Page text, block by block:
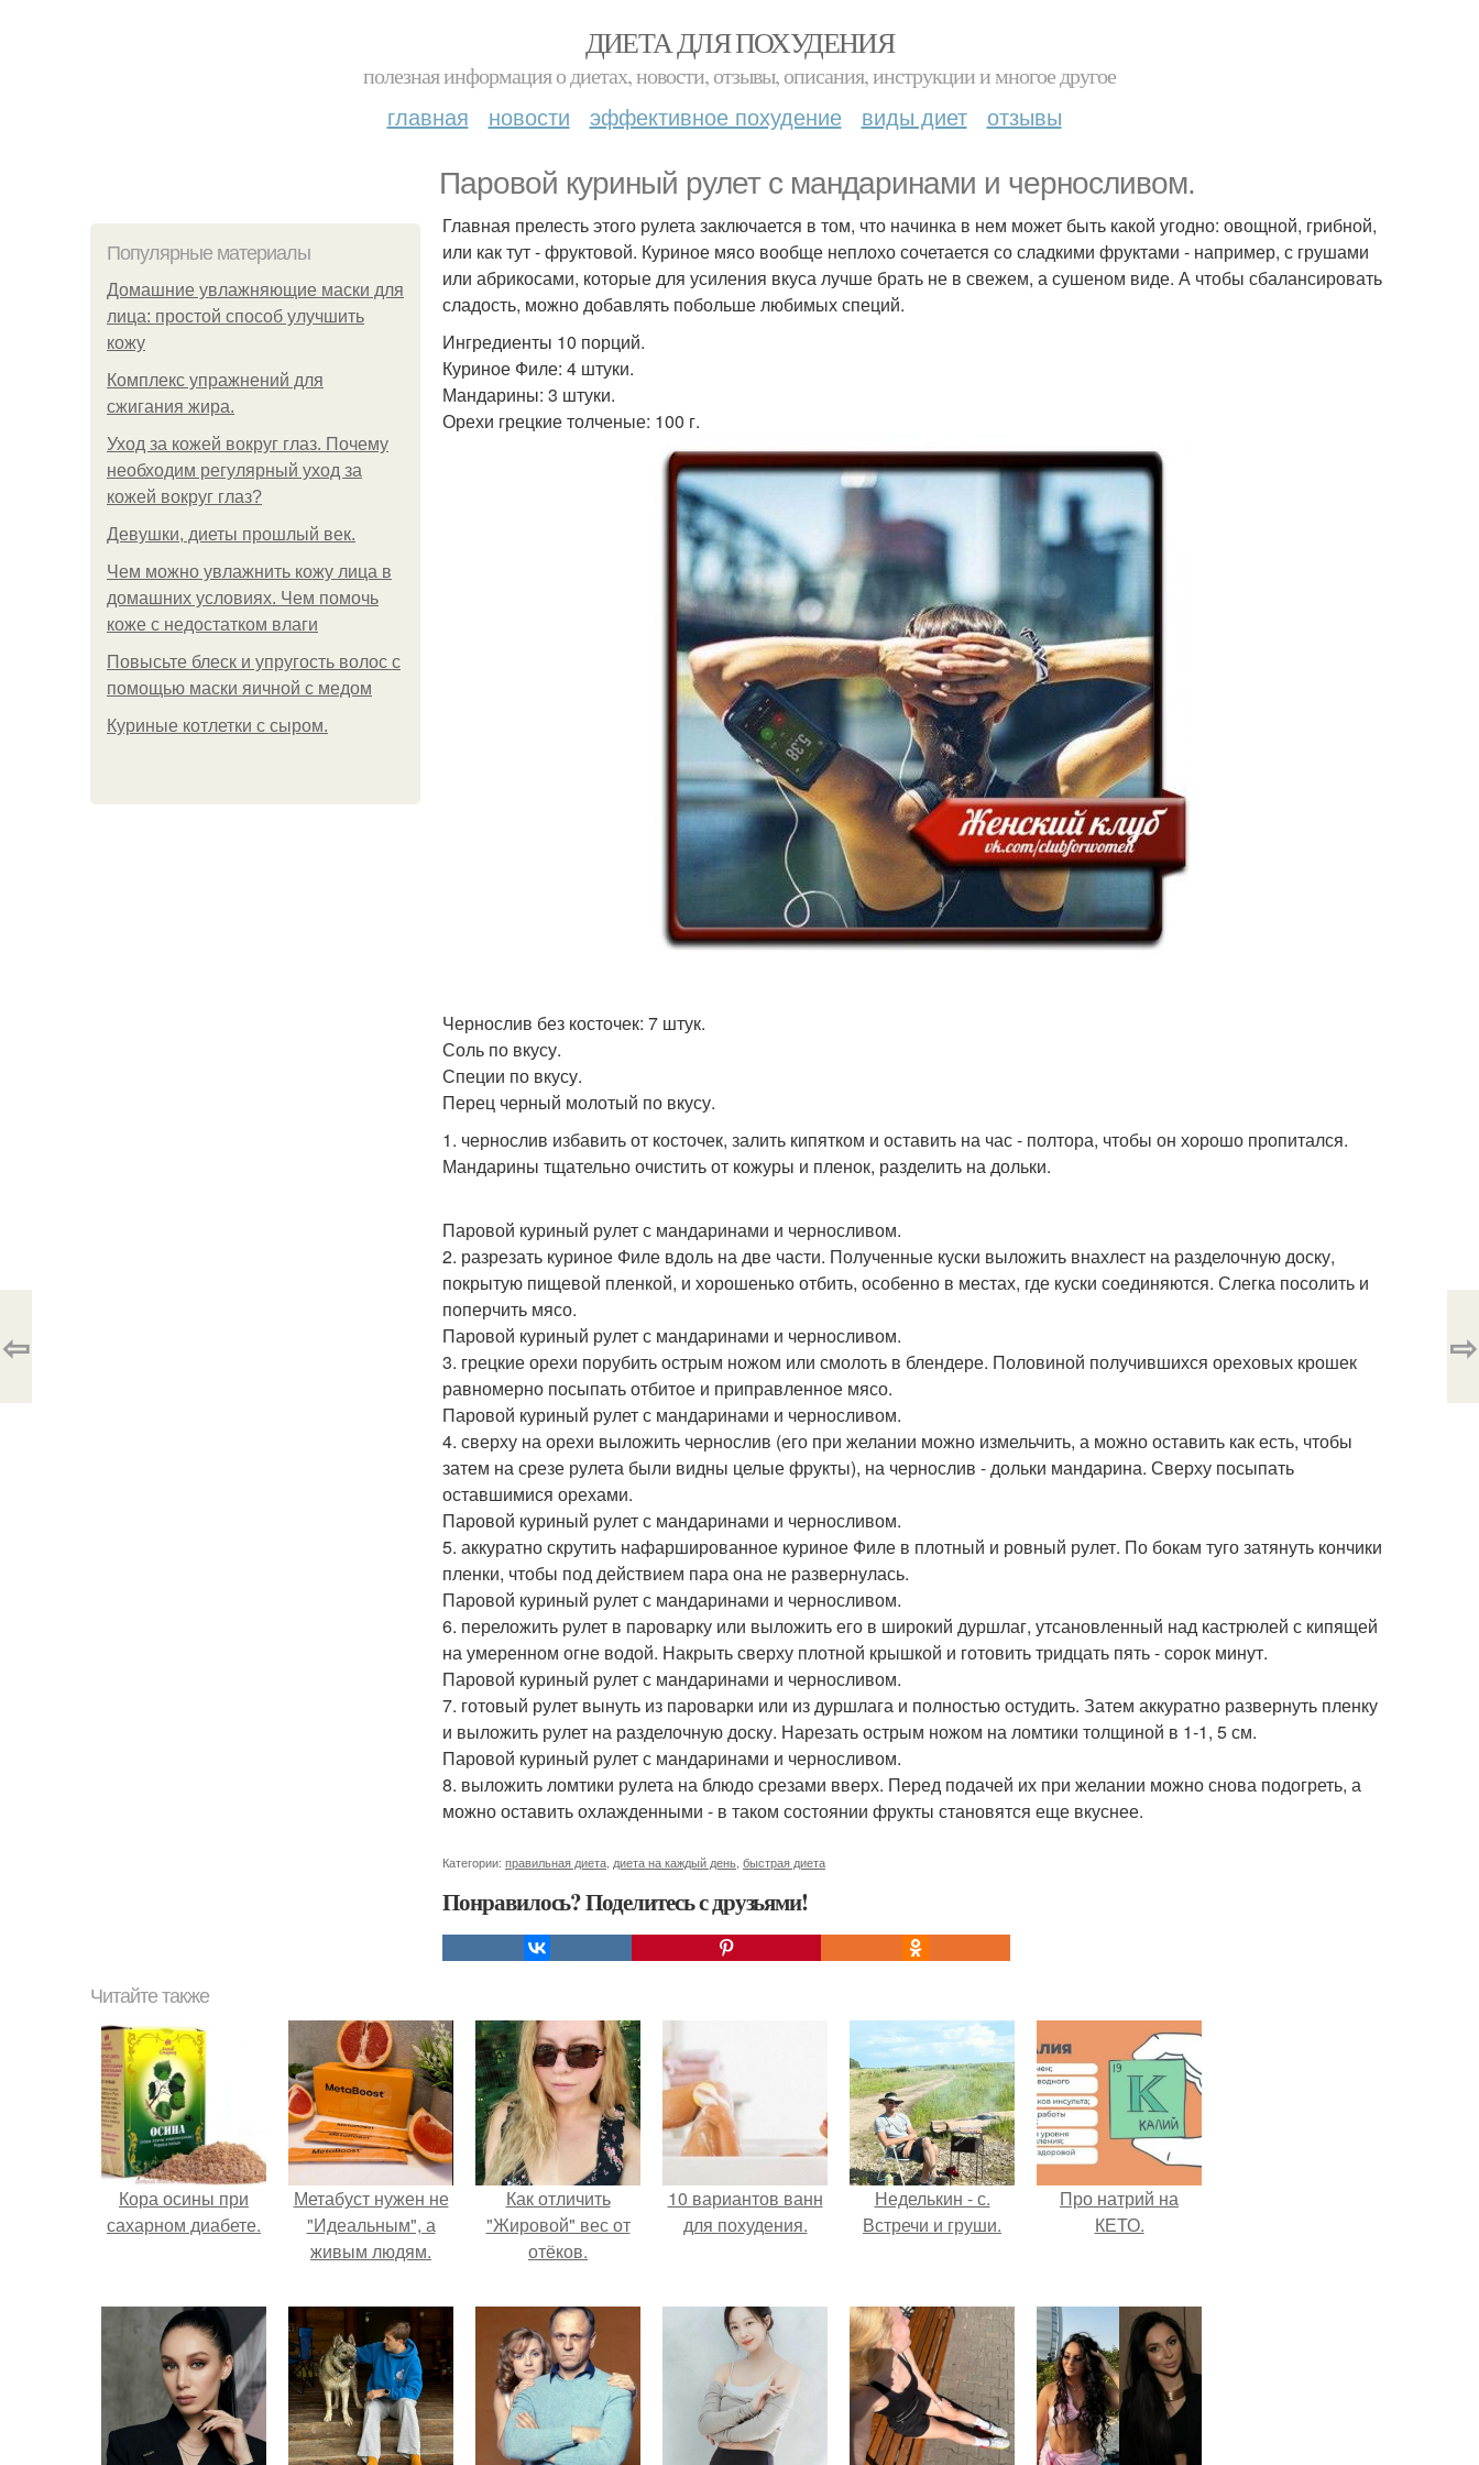
ДИЕТА ДЛЯ ПОХУДЕНИЯ
полезная информация о диетах, новости, отзывы, описания, инструкции и многое другое
главная новости эффективное похудение виды диет отзывы
Паровой куриный рулет с мандаринами и черносливом.
Популярные материалы
Домашние увлажняющие маски для
лица: простой способ улучшить
кожу
Комплекс упражнений для
сжигания жира.
Уход за кожей вокруг глаз. Почему
необходим регулярный уход за
кожей вокруг глаз?
Девушки, диеты прошлый век.
Чем можно увлажнить кожу лица в
домашних условиях. Чем помочь
коже с недостатком влаги
Повысьте блеск и упругость волос с
помощью маски яичной с медом
Куриные котлетки с сыром.
Главная прелесть этого рулета заключается в том, что начинка в нем может быть какой угодно: овощной, грибной,
или как тут - фруктовой. Куриное мясо вообще неплохо сочетается со сладкими фруктами - например, с грушами
или абрикосами, которые для усиления вкуса лучше брать не в свежем, а сушеном виде. А чтобы сбалансировать
сладость, можно добавлять побольше любимых специй.
Ингредиенты 10 порций.
Куриное Филе: 4 штуки.
Мандарины: 3 штуки.
Орехи грецкие толченые: 100 г.
Чернослив без косточек: 7 штук.
Соль по вкусу.
Специи по вкусу.
Перец черный молотый по вкусу.
1. чернослив избавить от косточек, залить кипятком и оставить на час - полтора, чтобы он хорошо пропитался.
Мандарины тщательно очистить от кожуры и пленок, разделить на дольки.
Паровой куриный рулет с мандаринами и черносливом.
2. разрезать куриное Филе вдоль на две части. Полученные куски выложить внахлест на разделочную доску,
покрытую пищевой пленкой, и хорошенько отбить, особенно в местах, где куски соединяются. Слегка посолить и
поперчить мясо.
Паровой куриный рулет с мандаринами и черносливом.
3. грецкие орехи порубить острым ножом или смолоть в блендере. Половиной получившихся ореховых крошек
равномерно посыпать отбитое и приправленное мясо.
Паровой куриный рулет с мандаринами и черносливом.
4. сверху на орехи выложить чернослив (его при желании можно измельчить, а можно оставить как есть, чтобы
затем на срезе рулета были видны целые фрукты), на чернослив - дольки мандарина. Сверху посыпать
оставшимися орехами.
Паровой куриный рулет с мандаринами и черносливом.
5. аккуратно скрутить нафаршированное куриное Филе в плотный и ровный рулет. По бокам туго затянуть кончики
пленки, чтобы под действием пара она не развернулась.
Паровой куриный рулет с мандаринами и черносливом.
6. переложить рулет в пароварку или выложить его в широкий дуршлаг, утсановленный над кастрюлей с кипящей
на умеренном огне водой. Накрыть сверху плотной крышкой и готовить тридцать пять - сорок минут.
Паровой куриный рулет с мандаринами и черносливом.
7. готовый рулет вынуть из пароварки или из дуршлага и полностью остудить. Затем аккуратно развернуть пленку
и выложить рулет на разделочную доску. Нарезать острым ножом на ломтики толщиной в 1-1, 5 см.
Паровой куриный рулет с мандаринами и черносливом.
8. выложить ломтики рулета на блюдо срезами вверх. Перед подачей их при желании можно снова подогреть, а
можно оставить охлажденными - в таком состоянии фрукты становятся еще вкуснее.
Категории: правильная диета диета на каждый день быстрая диета
Понравилось? Поделитесь с друзьями!
⇦ ⇨
Читайте также
Кора осины при
сахарном диабете.
Метабуст нужен не
"Идеальным", а
живым людям.
Как отличить
"Жировой" вес от
отёков.
10 вариантов ванн
для похудения.
Неделькин - с.
Встречи и груши.
Про натрий на
КЕТО.